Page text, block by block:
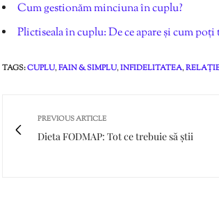
Cum gestionăm minciuna în cuplu?
Plictiseala în cuplu: De ce apare și cum poți
TAGS:CUPLU,FAIN & SIMPLU,INFIDELITATEA,
PREVIOUS ARTICLE
Dieta FODMAP: Tot ce trebuie să știi